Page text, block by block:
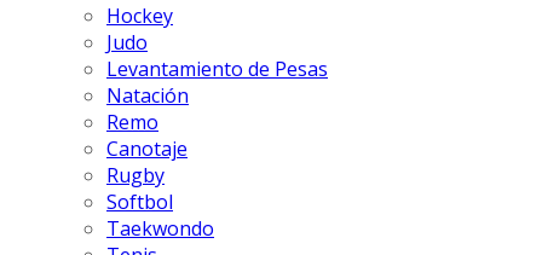
Hockey
Judo
Levantamiento de Pesas
Natación
Remo
Canotaje
Rugby
Softbol
Taekwondo